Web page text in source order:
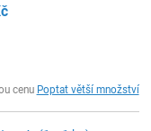
cenu Poptat větší množství